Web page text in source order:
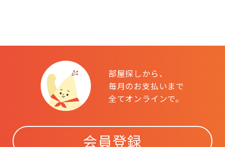
部屋探しから、
毎月のお支払いまで
全てオンラインで。
会員登録